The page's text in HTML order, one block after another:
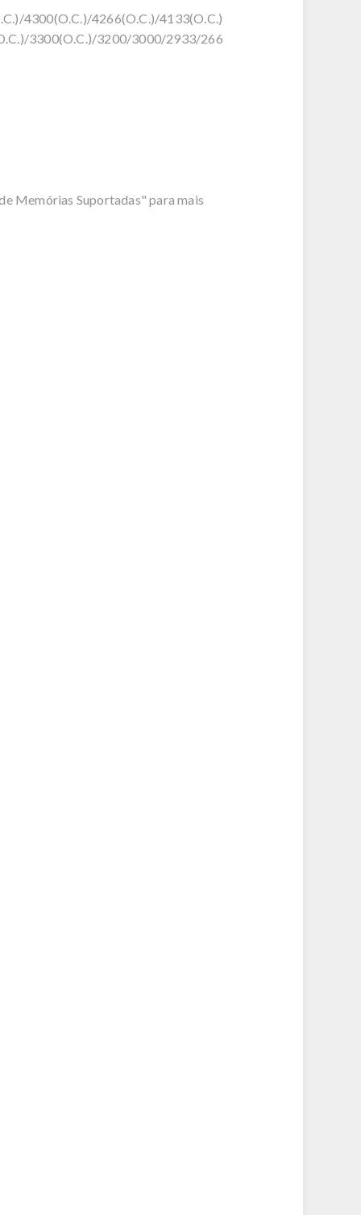
4300(O.C.)/4266(O.C.)/4133(O.C.)
3300(O.C.)/3200/3000/2933/266
Memórias Suportadas" para mais